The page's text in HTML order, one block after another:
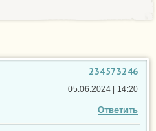
234573246
Ответить
05.06.2024 | 14:20